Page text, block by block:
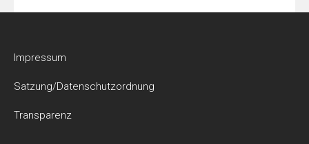
Impressum
Satzung/Datenschutzordnung
Transparenz